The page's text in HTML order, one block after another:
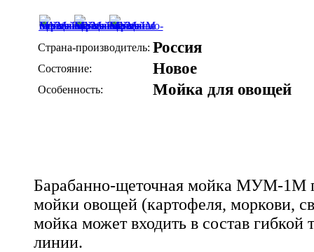
Страна-производитель: Россия
Состояние: Новое
Особенность: Мойка для овощей
Барабанно-щеточная мойка МУМ-1М
мойки овощей (картофеля, моркови,
мойка может входить в состав гибкой
линии.